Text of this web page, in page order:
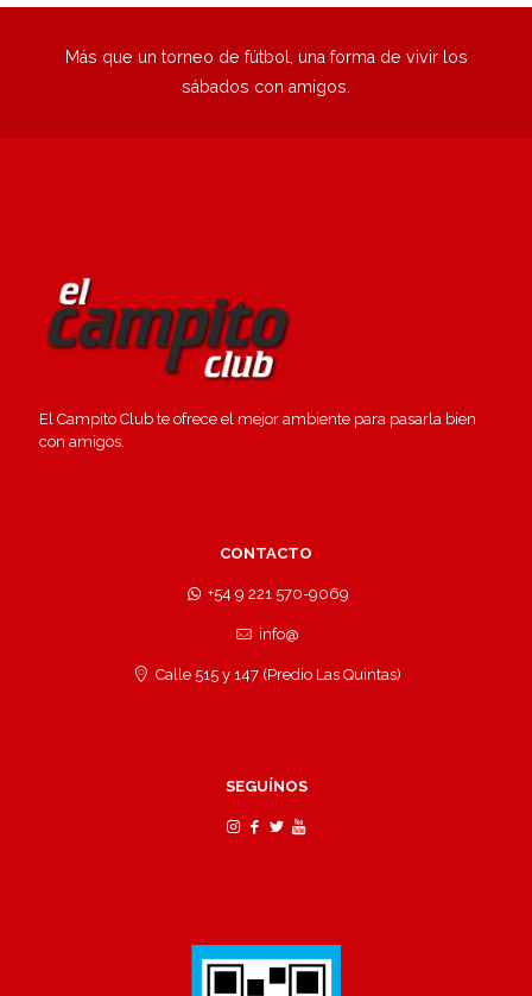
Más que un torneo de fútbol, una forma de vivir los
sábados con amigos.
El Campito Club te ofrece el mejor ambiente para pasarla bien
con amigos.
CONTACTO
+54 9 221 570-9069
info@
Calle 515 y 147 (Predio Las Quintas)
SEGUÍNOS